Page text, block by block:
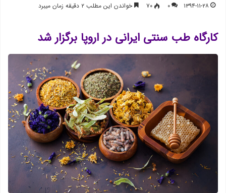
۱۳۹۴-۱۱-۲۸ ۰ ۷۰ خواندن این مطلب ۲ دقیقه زمان میبرد
کارگاه طب سنتی ایرانی در اروپا برگزار شد